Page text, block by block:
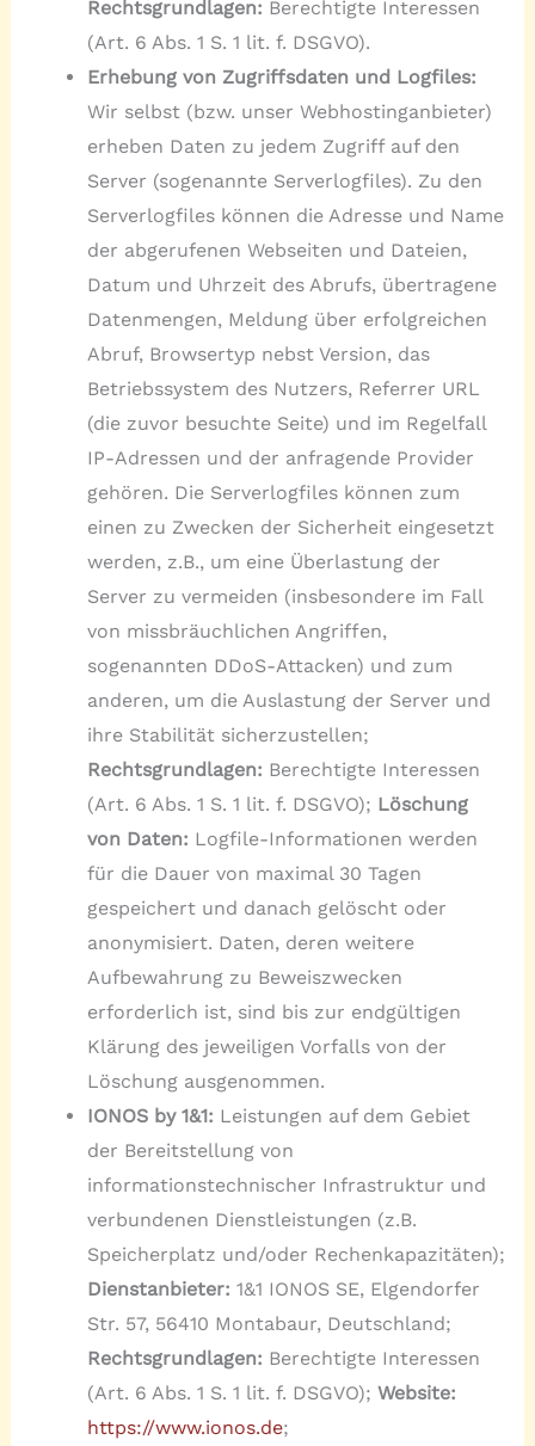
Rechtsgrundlagen: Berechtigte Interessen
(Art. 6 Abs. 1 S. 1 lit. f. DSGVO).
Erhebung von Zugriffsdaten und Logfiles:
Wir selbst (bzw. unser Webhostinganbieter)
erheben Daten zu jedem Zugriff auf den
Server (sogenannte Serverlogfiles). Zu den
Serverlogfiles können die Adresse und Name
der abgerufenen Webseiten und Dateien,
Datum und Uhrzeit des Abrufs, übertragene
Datenmengen, Meldung über erfolgreichen
Abruf, Browsertyp nebst Version, das
Betriebssystem des Nutzers, Referrer URL
(die zuvor besuchte Seite) und im Regelfall
IP-Adressen und der anfragende Provider
gehören. Die Serverlogfiles können zum
einen zu Zwecken der Sicherheit eingesetzt
werden, z.B., um eine Überlastung der
Server zu vermeiden (insbesondere im Fall
von missbräuchlichen Angriffen,
sogenannten DDoS-Attacken) und zum
anderen, um die Auslastung der Server und
ihre Stabilität sicherzustellen;
Rechtsgrundlagen: Berechtigte Interessen
(Art. 6 Abs. 1 S. 1 lit. f. DSGVO); Löschung
von Daten: Logfile-Informationen werden
für die Dauer von maximal 30 Tagen
gespeichert und danach gelöscht oder
anonymisiert. Daten, deren weitere
Aufbewahrung zu Beweiszwecken
erforderlich ist, sind bis zur endgültigen
Klärung des jeweiligen Vorfalls von der
Löschung ausgenommen.
IONOS by 1&1: Leistungen auf dem Gebiet
der Bereitstellung von
informationstechnischer Infrastruktur und
verbundenen Dienstleistungen (z.B.
Speicherplatz und/oder Rechenkapazitäten);
Dienstanbieter: 1&1 IONOS SE, Elgendorfer
Str. 57, 56410 Montabaur, Deutschland;
Rechtsgrundlagen: Berechtigte Interessen
(Art. 6 Abs. 1 S. 1 lit. f. DSGVO); Website:
https://www.ionos.de;